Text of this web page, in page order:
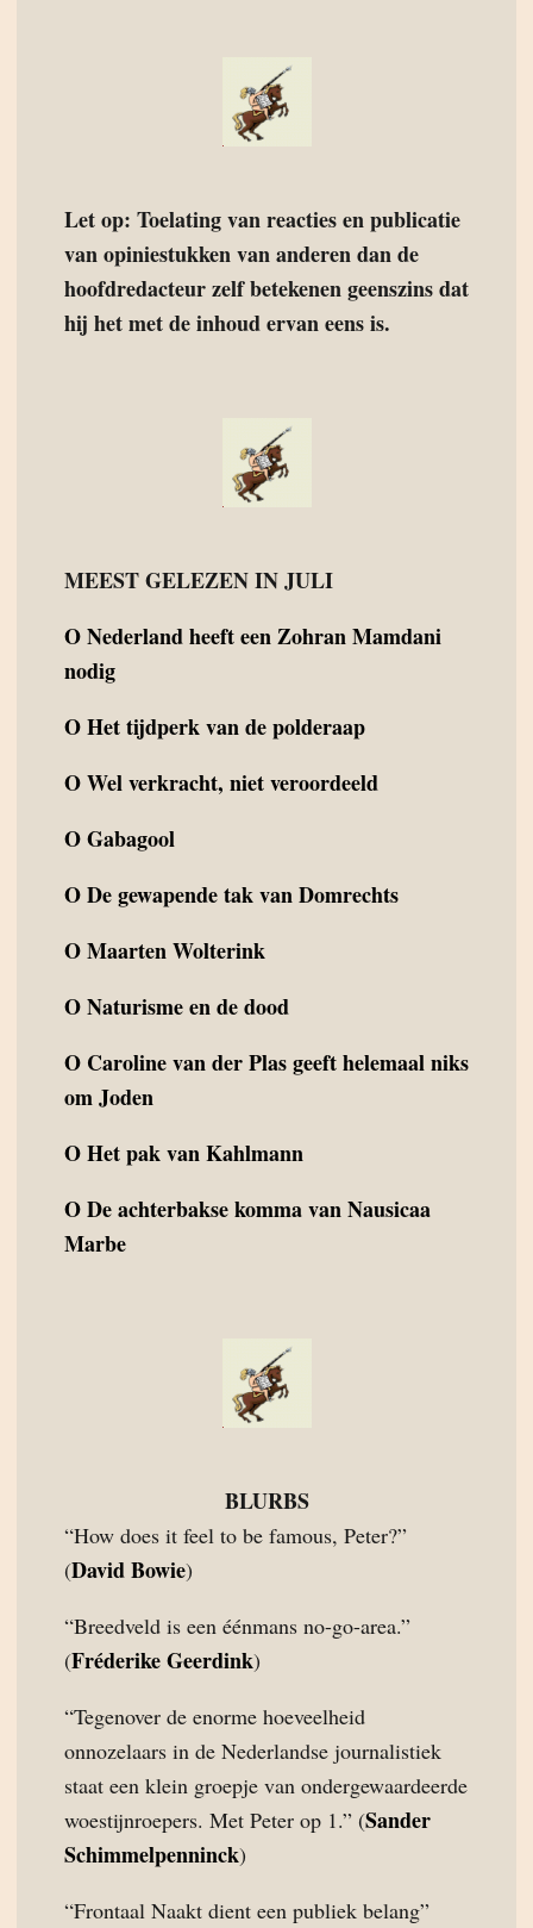
Let op: Toelating van reacties en publicatie
van opiniestukken van anderen dan de
hoofdredacteur zelf betekenen geenszins dat
hij het met de inhoud ervan eens is.
MEEST GELEZEN IN JULI
ONederland heeft een Zohran Mamdani
nodig
OHet tijdperk van de polderaap
OWel verkracht, niet veroordeeld
OGabagool
ODe gewapende tak van Domrechts
OMaarten Wolterink
ONaturisme en de dood
O Caroline van der Plas geeft helemaal niks
om Joden
OHet pak van Kahlmann
ODe achterbakse komma van Nausicaa
Marbe
BLURBS
“How does it feel to be famous, Peter?”
(David Bowie)
“Breedveld is een éénmans no-go-area.”
(Fréderike Geerdink)
“Tegenover de enorme hoeveelheid
onnozelaars in de Nederlandse journalistiek
staat een klein groepje van ondergewaardeerde
woestijnroepers. Met Peter op 1.” (Sander
Schimmelpenninck)
“Frontaal Naakt dient een publiek belang”